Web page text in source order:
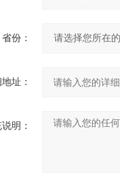
省份：
址：
明：